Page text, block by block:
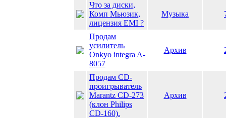
Что за диски,
Комп Мьюзик,
лицензия EMI ?
Музыка
Продам
усилитель
Onkyo integra A-
8057
Архив
Продам CD-
проигрыватель
Marantz CD-273
(клон Philips
CD-160).
Архив